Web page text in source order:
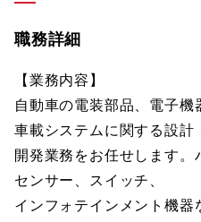
職務詳細
【業務内容】
自動車の電装部品、電子機
車載システムに関する設計
開発業務をお任せします。
センサー、スイッチ、
インフォテインメント機器